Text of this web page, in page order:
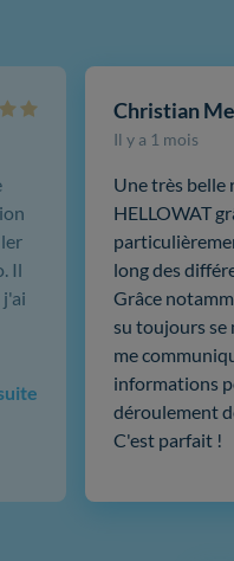
Il y a 1 mois
Une très belle
HELLOWAT
long des
Grâce
su toujours
me
informations
déroulement
C'est parfait !
Il